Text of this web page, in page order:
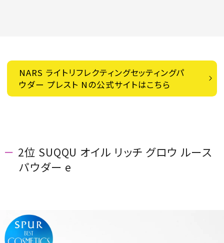
NARS ライトリフレクティングセッティングパ
ウダー プレスト Nの公式サイトはこちら
2位 SUQQU オイル リッチ グロウ ルース
パウダー e